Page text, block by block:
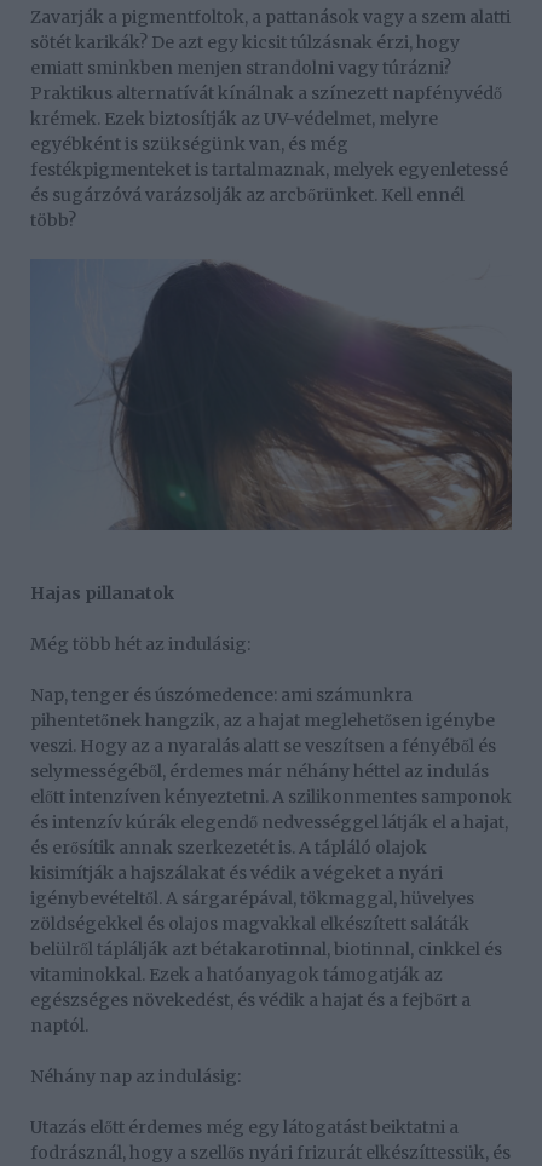
Zavarják a pigmentfoltok, a pattanások vagy a szem alatti
sötét karikák? De azt egy kicsit túlzásnak érzi, hogy
emiatt sminkben menjen strandolni vagy túrázni?
Praktikus alternatívát kínálnak a színezett napfényvédő
krémek. Ezek biztosítják az UV-védelmet, melyre
egyébként is szükségünk van, és még
festékpigmenteket is tartalmaznak, melyek egyenletessé
és sugárzóvá varázsolják az arcbőrünket. Kell ennél
több?
Hajas pillanatok
Még több hét az indulásig:
Nap, tenger és úszómedence: ami számunkra
pihentetőnek hangzik, az a hajat meglehetősen igénybe
veszi. Hogy az a nyaralás alatt se veszítsen a fényéből és
selymességéből, érdemes már néhány héttel az indulás
előtt intenzíven kényeztetni. A szilikonmentes samponok
és intenzív kúrák elegendő nedvességgel látják el a hajat,
és erősítik annak szerkezetét is. A tápláló olajok
kisimítják a hajszálakat és védik a végeket a nyári
igénybevételtől. A sárgarépával, tökmaggal, hüvelyes
zöldségekkel és olajos magvakkal elkészített saláták
belülről táplálják azt bétakarotinnal, biotinnal, cinkkel és
vitaminokkal. Ezek a hatóanyagok támogatják az
egészséges növekedést, és védik a hajat és a fejbőrt a
naptól.
Néhány nap az indulásig:
Utazás előtt érdemes még egy látogatást beiktatni a
fodrásznál, hogy a szellős nyári frizurát elkészíttessük, és